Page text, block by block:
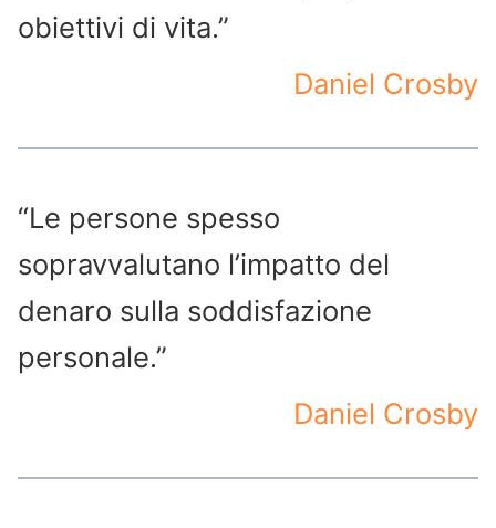
obiettivi di vita.”
Daniel Crosby
“Le persone spesso
sopravvalutano l’impatto del
denaro sulla soddisfazione
personale.”
Daniel Crosby